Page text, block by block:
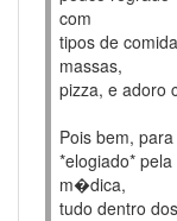
com
tipos de
massas,
pizza, e adoro
Pois bem,
*elogiado* pela
m�dica,
tudo dentro